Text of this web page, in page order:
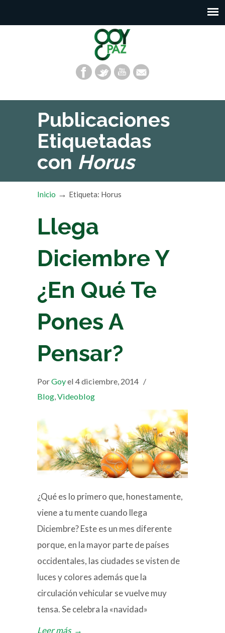
Publicaciones
Etiquetadas
con Horus
Inicio → Etiqueta: Horus
Llega
Diciembre Y
¿En Qué Te
Pones A
Pensar?
PorGoyel 4 diciembre, 2014 /
Blog,Videoblog
¿Qué es lo primero que, honestamente,
viene a tu mente cuando llega
Diciembre? Este es un mes diferente
porque, en la mayor parte de países
occidentales, las ciudades se visten de
luces y colores además que la
circulación vehicular se vuelve muy
tensa. Se celebra la «navidad»
Leer más →